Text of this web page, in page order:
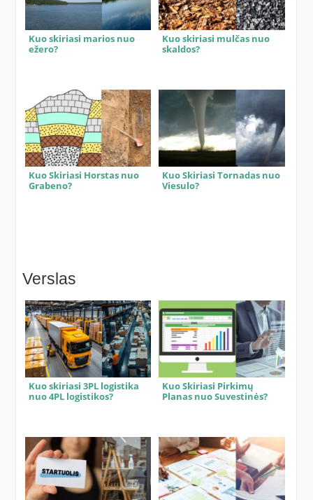
Kuo skiriasi marios nuo
ežero?
Kuo skiriasi mulčas nuo
skaldos?
Kuo Skiriasi Horstas nuo
Grabeno?
Kuo Skiriasi Tornadas nuo
Viesulo?
Verslas
Kuo skiriasi 3PL logistika
nuo 4PL logistikos?
Kuo Skiriasi Pirkimų
Planas nuo Suvestinės?